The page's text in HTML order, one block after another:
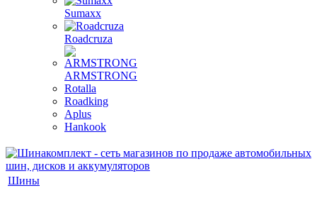
Sumaxx
Roadcruza
ARMSTRONG
Rotalla
Roadking
Aplus
Hankook
Шины